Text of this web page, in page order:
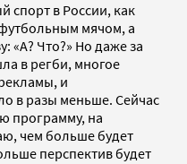
спорт в России, как
мячом, а
«А? Что?» Но даже за
в регби, многое
и
в разы меньше. Сейчас
программу, на
чем больше будет
перспектив будет